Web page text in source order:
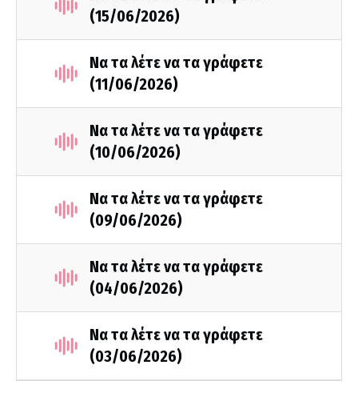
(15/06/2026)
Να τα λέτε να τα γράφετε
(11/06/2026)
Να τα λέτε να τα γράφετε
(10/06/2026)
Να τα λέτε να τα γράφετε
(09/06/2026)
Να τα λέτε να τα γράφετε
(04/06/2026)
Να τα λέτε να τα γράφετε
(03/06/2026)